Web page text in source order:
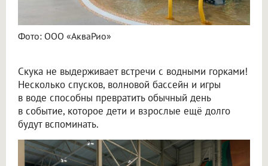
Фото: ООО «АкваРио»
Скука не выдерживает встречи с водными горками!
Несколько спусков, волновой бассейн и игры
в воде способны превратить обычный день
в событие, которое дети и взрослые ещё долго
будут вспоминать.